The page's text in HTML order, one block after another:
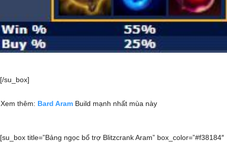
[/su_box]
Xem thêm: Bard Aram Build mạnh nhất mùa này
[su_box title=”Bảng ngọc bổ trợ Blitzcrank Aram” box_color=”#f38184″